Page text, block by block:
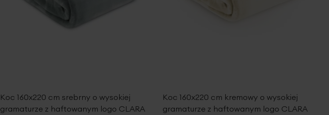
Koc 160x220 cm srebrny o wysokiej
gramaturze z haftowanym logo CLARA
Koc 160x220 cm kremowy o wysokiej
gramaturze z haftowanym logo CLARA